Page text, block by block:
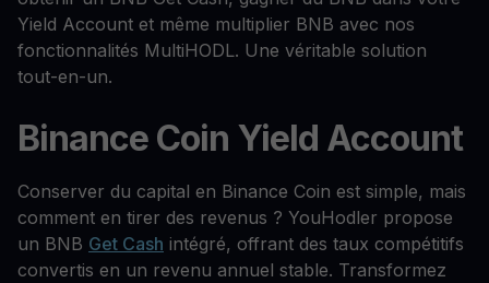
Yield Account et même multiplier BNB avec nos
fonctionnalités MultiHODL. Une véritable solution
tout-en-un.
Binance Coin Yield Account
Conserver du capital en Binance Coin est simple, mais
comment en tirer des revenus ? YouHodler propose
un BNB Get Cash intégré, offrant des taux compétitifs
convertis en un revenu annuel stable. Transformez